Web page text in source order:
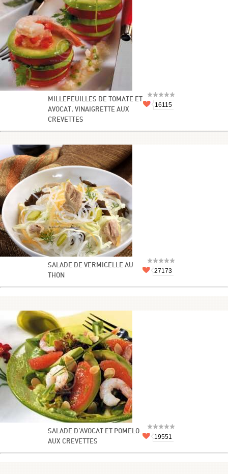
MILLEFEUILLES DE TOMATE ET
AVOCAT, VINAIGRETTE AUX
CREVETTES
16115
SALADE DE VERMICELLE AU
THON
27173
SALADE D’AVOCAT ET POMELO
AUX CREVETTES
19551